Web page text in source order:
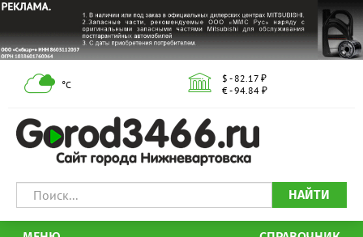
°С
$ - 82.17 ₽
€ - 94.84 ₽
НАЙТИ